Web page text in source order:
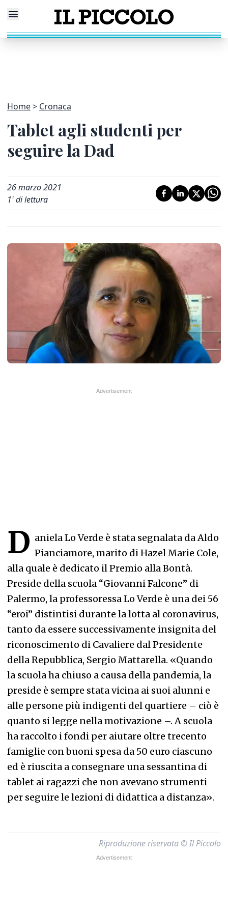
Home Cronaca
Tablet agli studenti per
seguire la Dad
26 marzo 2021
1' di lettura
D aniela Lo Verde è stata segnalata da Aldo
Pianciamore, marito di Hazel Marie Cole,
alla quale è dedicato il Premio alla Bontà.
Preside della scuola “Giovanni Falcone” di
Palermo, la professoressa Lo Verde è una dei 56
“eroi” distintisi durante la lotta al coronavirus,
tanto da essere successivamente insignita del
riconoscimento di Cavaliere dal Presidente
della Repubblica, Sergio Mattarella. «Quando
la scuola ha chiuso a causa della pandemia, la
preside è sempre stata vicina ai suoi alunni e
alle persone più indigenti del quartiere – ciò è
quanto si legge nella motivazione –. A scuola
ha raccolto i fondi per aiutare oltre trecento
famiglie con buoni spesa da 50 euro ciascuno
ed è riuscita a consegnare una sessantina di
tablet ai ragazzi che non avevano strumenti
per seguire le lezioni di didattica a distanza».
Riproduzione riservata © Il Piccolo